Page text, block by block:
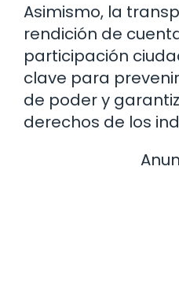
Asimismo, la
rendición de
participación
clave para
de poder y
derechos de los